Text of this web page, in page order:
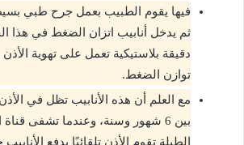
فيها يقوم الطبيب بعمل جرح طبي
ثم يدخل أنابيب اتزان الضغط في هذا
دقيقة بلاستيكية تعمل على تهوية
توازن الضغط.
مع العلم أن هذه الأنابيب تظل في
بين 6 شهور وسنة، وعندما تشفى
الطبلة تقوم الأذن تلقائيًا بدفع